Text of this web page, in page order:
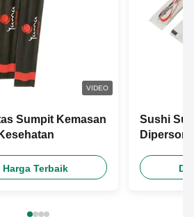
VIDEO
Sumpit Kemasan
Terbaik
Sushi